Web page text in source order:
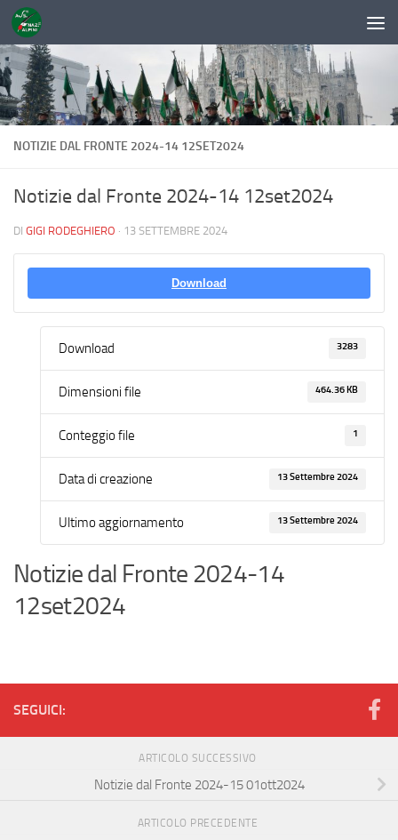
Sotto il contenuto
NOTIZIE DAL FRONTE 2024-14 12SET2024
Notizie dal Fronte 2024-14 12set2024
DI GIGI RODEGHIERO · 13 SETTEMBRE 2024
Download
Download 3283
Dimensioni file 464.36 KB
Conteggio file 1
Data di creazione 13 Settembre 2024
Ultimo aggiornamento 13 Settembre 2024
Notizie dal Fronte 2024-14
12set2024
SEGUICI:
ARTICOLO SUCCESSIVO
Notizie dal Fronte 2024-15 01ott2024
ARTICOLO PRECEDENTE